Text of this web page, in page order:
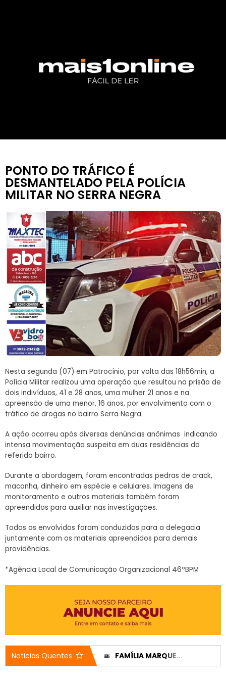
PONTO DO TRÁFICO É
DESMANTELADO PELA POLÍCIA
MILITAR NO SERRA NEGRA
Nesta segunda (07) em Patrocínio, por volta das 18h56min, a
Polícia Militar realizou uma operação que resultou na prisão de
dois indivíduos, 41 e 28 anos, uma mulher 21 anos e na
apreensão de uma menor, 16 anos, por envolvimento com o
tráfico de drogas no bairro Serra Negra.
A ação ocorreu após diversas denúncias anônimas indicando
intensa movimentação suspeita em duas residências do
referido bairro.
Durante a abordagem, foram encontradas pedras de crack,
maconha, dinheiro em espécie e celulares. Imagens de
monitoramento e outros materiais também foram
apreendidos para auxiliar nas investigações.
Todos os envolvidos foram conduzidos para a delegacia
juntamente com os materiais apreendidos para demais
providências.
*Agência Local de Comunicação Organizacional 46ºBPM
Noticias Quentes FAMÍLIA MARQUES REPASSA R$ 75.733,60 AO HOSPITAL DO CÂNCER DE PATROCÍNIO